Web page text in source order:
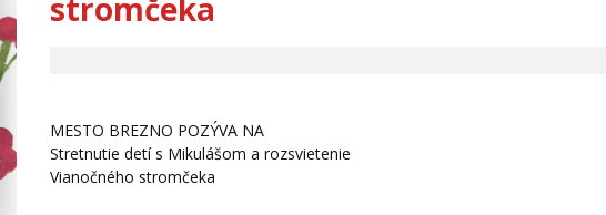
MESTO BREZNO POZÝVA NA
Stretnutie detí s Mikulášom a rozsvietenie
Vianočného stromčeka